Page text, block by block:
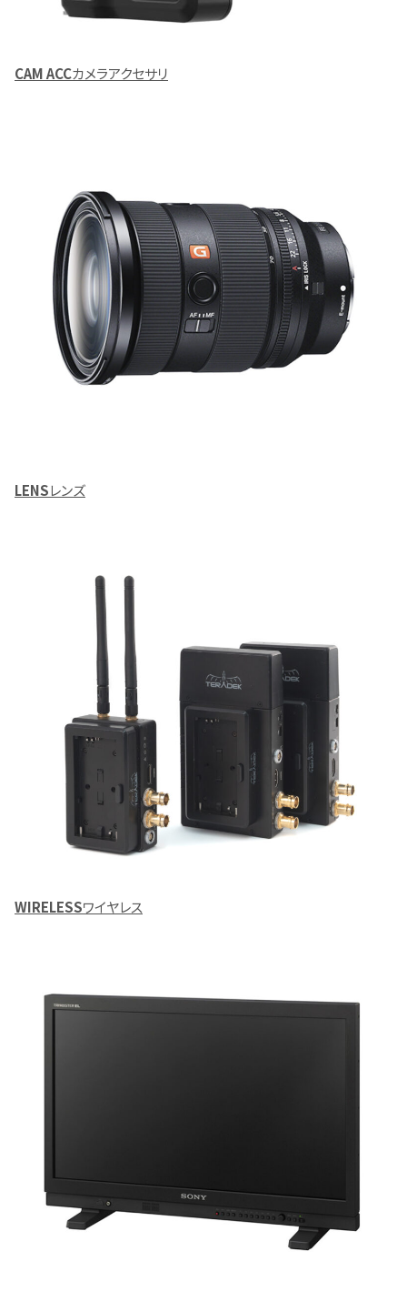
CAM ACCカメラアクセサリ
LENSレンズ
WIRELESSワイヤレス